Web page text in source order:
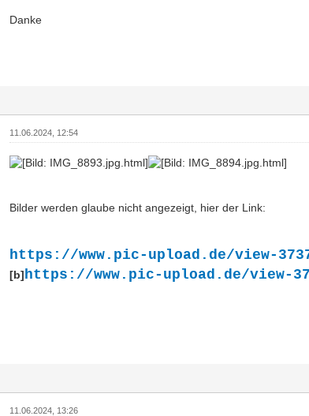
Danke
11.06.2024, 12:54
Bilder werden glaube nicht angezeigt, hier der Link:
https://www.pic-upload.de/view-
[b] https://www.pic-upload.de/view-
11.06.2024, 13:26